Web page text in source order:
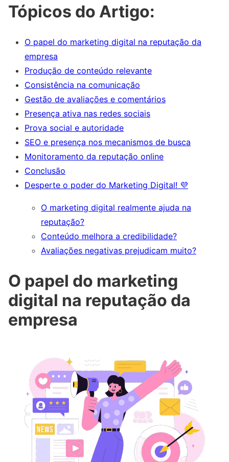
Tópicos do Artigo:
O papel do marketing digital na reputação da
empresa
Produção de conteúdo relevante
Consistência na comunicação
Gestão de avaliações e comentários
Presença ativa nas redes sociais
Prova social e autoridade
SEO e presença nos mecanismos de busca
Monitoramento da reputação online
Conclusão
Desperte o poder do Marketing Digital! 💜
O marketing digital realmente ajuda na
reputação?
Conteúdo melhora a credibilidade?
Avaliações negativas prejudicam muito?
O papel do marketing
digital na reputação da
empresa